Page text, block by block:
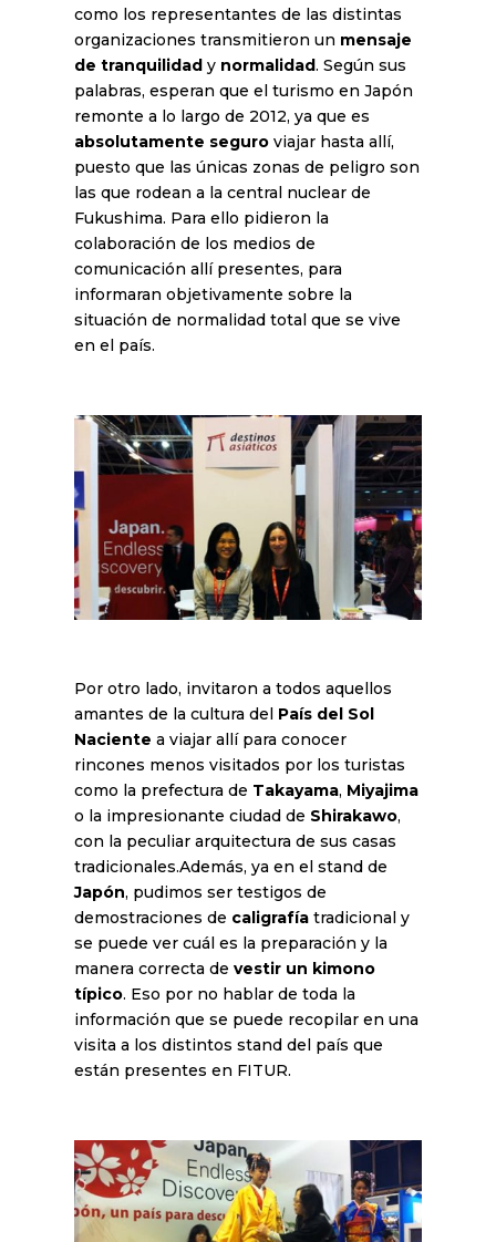
como los representantes de las distintas
organizaciones transmitieron un mensaje
de tranquilidad y normalidad. Según sus
palabras, esperan que el turismo en Japón
remonte a lo largo de 2012, ya que es
absolutamente seguro viajar hasta allí,
puesto que las únicas zonas de peligro son
las que rodean a la central nuclear de
Fukushima. Para ello pidieron la
colaboración de los medios de
comunicación allí presentes, para
informaran objetivamente sobre la
situación de normalidad total que se vive
en el país.
Por otro lado, invitaron a todos aquellos
amantes de la cultura del País del Sol
Naciente a viajar allí para conocer
rincones menos visitados por los turistas
como la prefectura de Takayama, Miyajima
o la impresionante ciudad de Shirakawo,
con la peculiar arquitectura de sus casas
tradicionales.Además, ya en el stand de
Japón, pudimos ser testigos de
demostraciones de caligrafía tradicional y
se puede ver cuál es la preparación y la
manera correcta devestir un kimono
típico. Eso por no hablar de toda la
información que se puede recopilar en una
visita a los distintos stand del país que
están presentes en FITUR.